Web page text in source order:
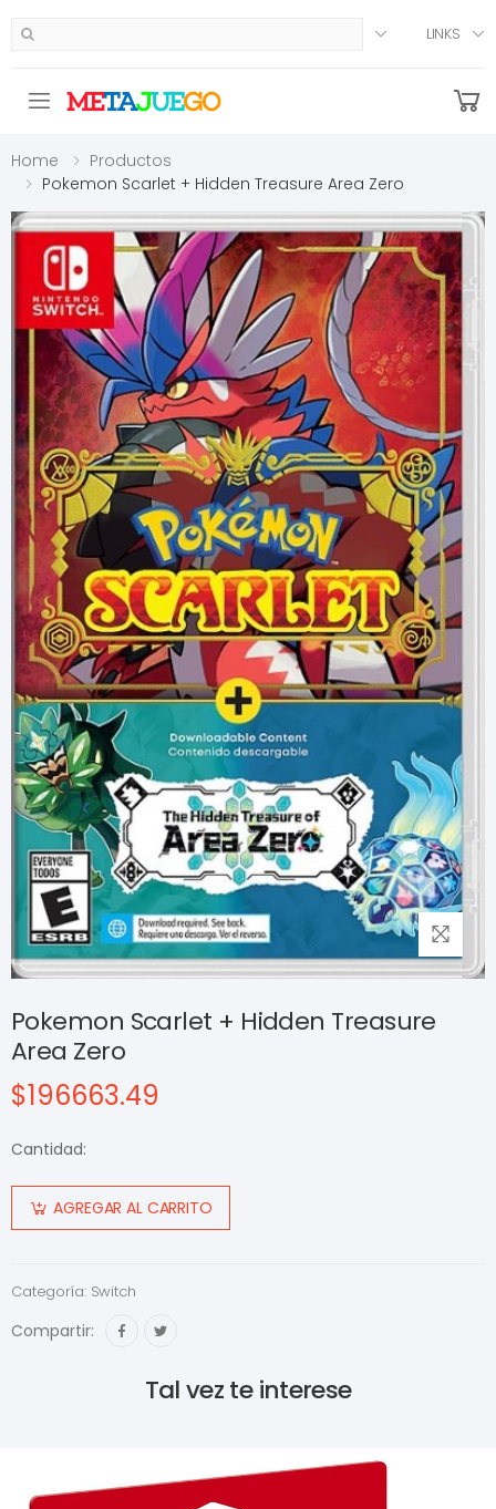
LINKS
Toggle mobile menu
Home
Productos
Pokemon Scarlet + Hidden Treasure Area Zero
Pokemon Scarlet + Hidden Treasure
Area Zero
$196663.49
Cantidad:
AGREGAR AL CARRITO
Categoría: Switch
Compartir:
Tal vez te interese